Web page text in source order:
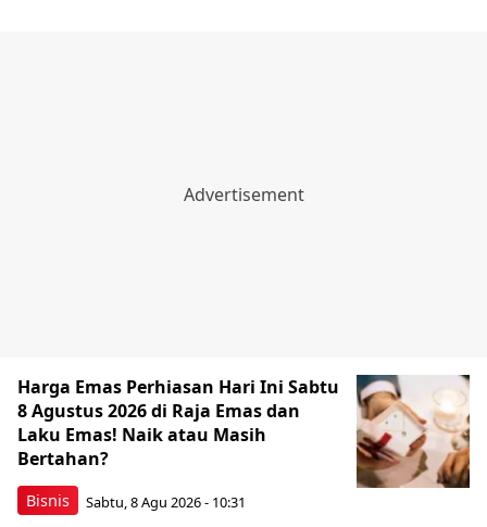
Bisnis
Harga Emas Perhiasan Hari Ini Sabtu
8 Agustus 2026 di Raja Emas dan
Laku Emas! Naik atau Masih
Bertahan?
Sabtu, 8 Agu 2026 - 10:31